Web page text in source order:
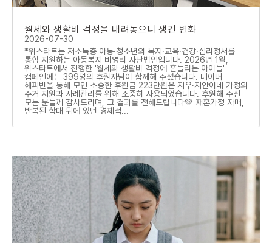
월세와 생활비 걱정을 내려놓으니 생긴 변화
2026-07-30
*위스타트는 저소득층 아동·청소년의 복지·교육·건강·심리정서를
통합 지원하는 아동복지 비영리 사단법인입니다. 2026년 1월,
위스타트에서 진행한 '월세와 생활비 걱정에 흔들리는 아이들'
캠페인에는 399명의 후원자님이 함께해 주셨습니다. 네이버
해피빈을 통해 모인 소중한 후원금 223만원은 지우·지안이네 가정의
주거 지원과 사례관리를 위해 소중히 사용되었습니다. 후원해 주신
모든 분들께 감사드리며, 그 결과를 전해드립니다💚 재혼가정 자매,
반복된 학대 뒤에 있던 경제적...